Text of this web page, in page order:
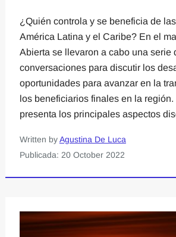
¿Quién controla y se beneficia de
América Latina y el Caribe? En el
Abierta se llevaron a cabo una serie
conversaciones para discutir los
oportunidades para avanzar en la
los beneficiarios finales en la región.
presenta los principales aspectos
Written byAgustina De Luca
Publicada: 20 October 2022